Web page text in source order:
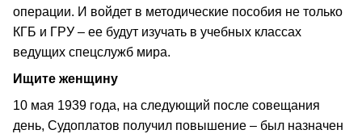
операции. И войдет в методические пособия не только
КГБ и ГРУ – ее будут изучать в учебных классах
ведущих спецслужб мира.
Ищите женщину
10 мая 1939 года, на следующий после совещания
день, Судоплатов получил повышение – был назначен